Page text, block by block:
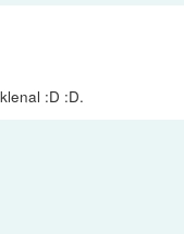
:D :D.